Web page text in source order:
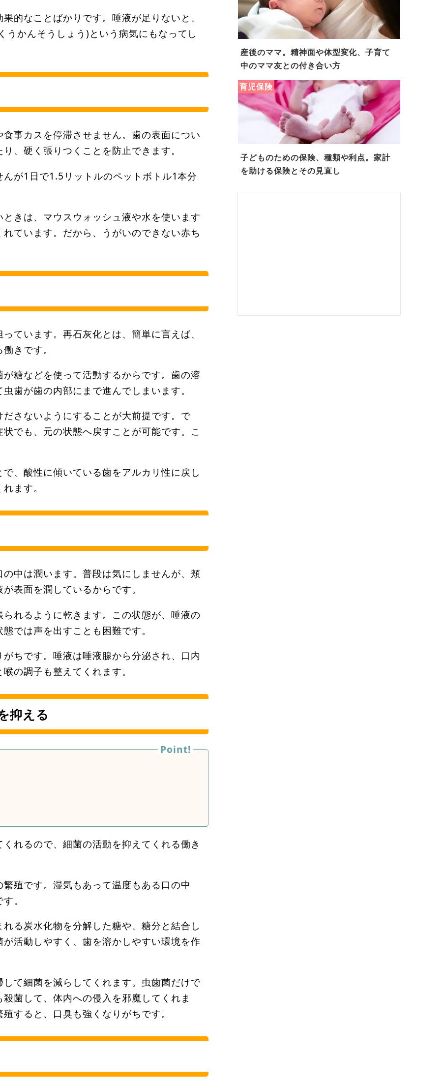
的なことばかりです。唾液が足りないと、
うかんそうしょう)という病気にもなってし
事カスを停滞させません。歯の表面につい
、硬く張りつくことを防止できます。
が1日で1.5リットルのペットボトル1本分
きは、マウスウォッシュ液や水を使います
ています。だから、うがいのできない赤ち
ています。再石灰化とは、簡単に言えば、
きです。
糖などを使って活動するからです。歯の溶
歯が歯の内部にまで進んでしまいます。
さないようにすることが大前提です。で
でも、元の状態へ戻すことが可能です。こ
、酸性に傾いている歯をアルカリ性に戻し
ます。
中は潤います。普段は気にしませんが、頬
表面を潤しているからです。
れるように乾きます。この状態が、唾液の
では声を出すことも困難です。
ちです。唾液は唾液腺から分泌され、口内
の調子も整えてくれます。
抑える
れるので、細菌の活動を抑えてくれる働き
殖です。湿気もあって温度もある口の中
。
る炭水化物を分解した糖や、糖分と結合し
活動しやすく、歯を溶かしやすい環境を作
て細菌を減らしてくれます。虫歯菌だけで
菌して、体内への侵入を邪魔してくれま
すると、口臭も強くなりがちです。
産後のママ。精神面や体型変化、子育て
中のママ友との付き合い方
育児保険
子どものための保険、種類や利点。家計
を助ける保険とその見直し